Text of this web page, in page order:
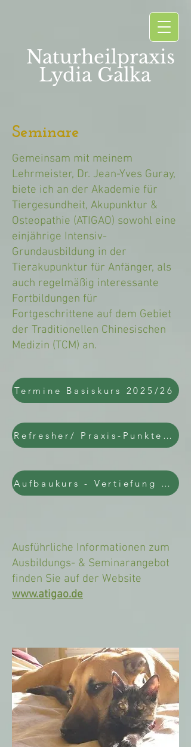
Naturheilpraxis
Lydia Galka
Seminare
Gemeinsam mit meinem
Lehrmeister, Dr. Jean-Yves Guray,
biete ich an der Akademie für
Tiergesundheit, Akupunktur &
Osteopathie (ATIGAO) sowohl eine
einjährige Intensiv-
Grundausbildung in der
Tierakupunktur für Anfänger, als
auch regelmäßig interessante
Fortbildungen für
Fortgeschrittene auf dem Gebiet
der Traditionellen Chinesischen
Medizin (TCM) an.
.
Ausführliche Informationen zum
Ausbildungs- & Seminarangebot
finden Sie auf der Website
www.atigao.de
Termine Basiskurs 2025/26
Refresher/ Praxis-Punktetage
Aufbaukurs - Vertiefung Schmerztherapie